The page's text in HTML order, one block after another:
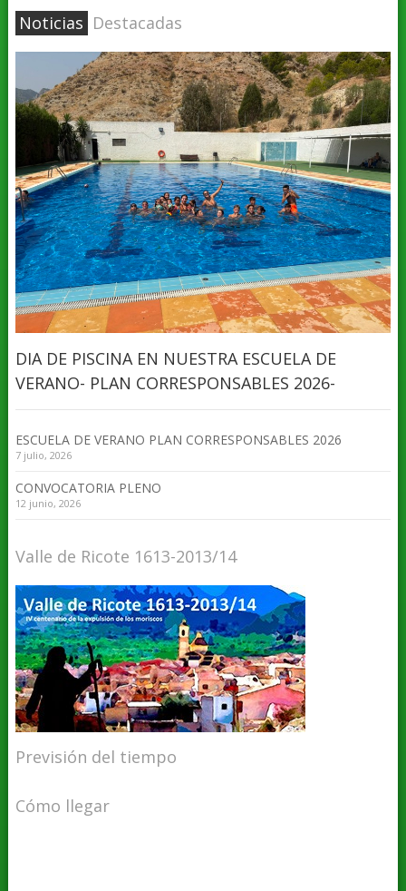
Noticias Destacadas
DIA DE PISCINA EN NUESTRA ESCUELA DE
VERANO- PLAN CORRESPONSABLES 2026-
ESCUELA DE VERANO PLAN CORRESPONSABLES 2026
7 julio, 2026
CONVOCATORIA PLENO
12 junio, 2026
Valle de Ricote 1613-2013/14
Previsión del tiempo
Cómo llegar